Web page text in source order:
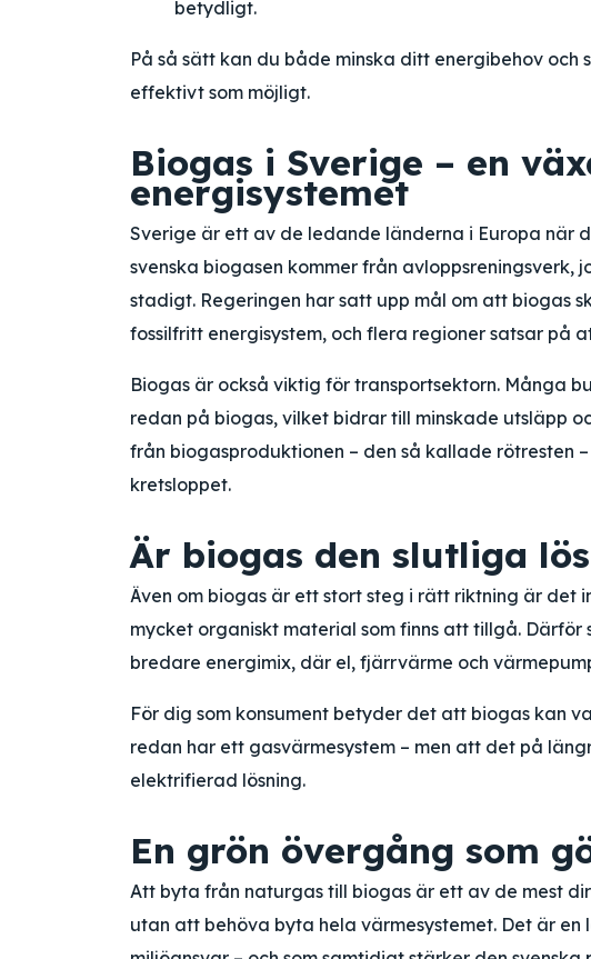
betydligt.
På så sätt kan du både minska ditt energibehov
effektivt som möjligt.
Biogas i Sverige – en
energisystemet
Sverige är ett av de ledande länderna i Europa när
svenska biogasen kommer från
stadigt. Regeringen har satt upp mål om att biogas
fossilfritt energisystem, och flera regioner satsar på
Biogas är också viktig för transportsektorn. Många
redan på biogas, vilket bidrar till minskade utsläpp
från biogasproduktionen – den så kallade rötresten
kretsloppet.
Är biogas den slutliga
Även om biogas är ett stort steg i rätt riktning är det
mycket organiskt material som finns att tillgå.
bredare energimix, där el, fjärrvärme och
För dig som konsument betyder det att biogas kan
redan har ett gasvärmesystem – men att det på
elektrifierad lösning.
En grön övergång som
Att byta från naturgas till biogas är ett av de mest
utan att behöva byta hela värmesystemet. Det är en